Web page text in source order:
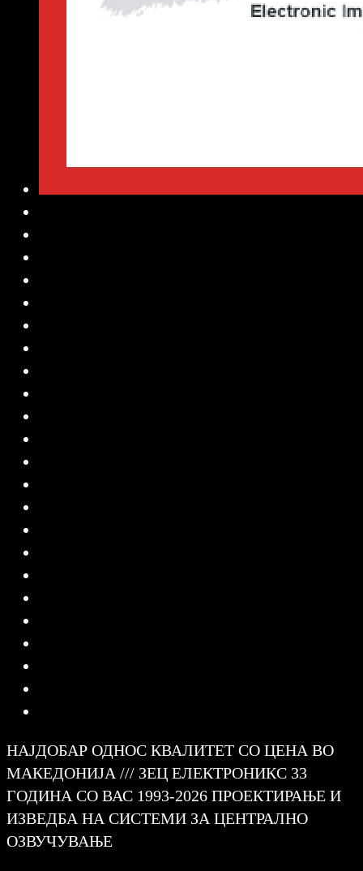
НАЈДОБАР ОДНОС КВАЛИТЕТ СО ЦЕНА ВО
МАКЕДОНИЈА /// ЗЕЦ ЕЛЕКТРОНИКС 33
ГОДИНА СО ВАС 1993-2026 ПРОЕКТИРАЊЕ И
ИЗВЕДБА НА СИСТЕМИ ЗА ЦЕНТРАЛНО
ОЗВУЧУВАЊЕ